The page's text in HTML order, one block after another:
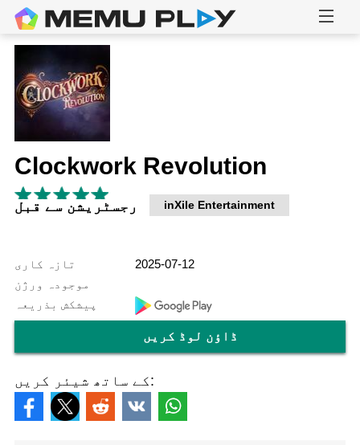
Clockwork Revolution
رجسٹریشن سے قبل inXile Entertainment
تازہ کاری
2025-07-12
موجودہ ورژن
پیشکش بذریعہ
ڈاؤن لوڈ کریں
کے ساتھ شیئر کریں: